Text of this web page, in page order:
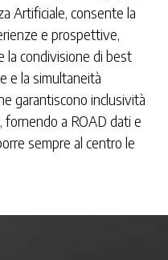
Artificiale, consente la
e prospettive,
la condivisione di best
e la simultaneità
garantiscono inclusività
a ROAD dati e
sempre al centro le